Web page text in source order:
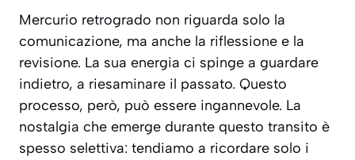
Mercurio retrogrado non riguarda solo la
comunicazione, ma anche la riflessione e la
revisione. La sua energia ci spinge a guardare
indietro, a riesaminare il passato. Questo
processo, però, può essere ingannevole. La
nostalgia che emerge durante questo transito è
spesso selettiva: tendiamo a ricordare solo i